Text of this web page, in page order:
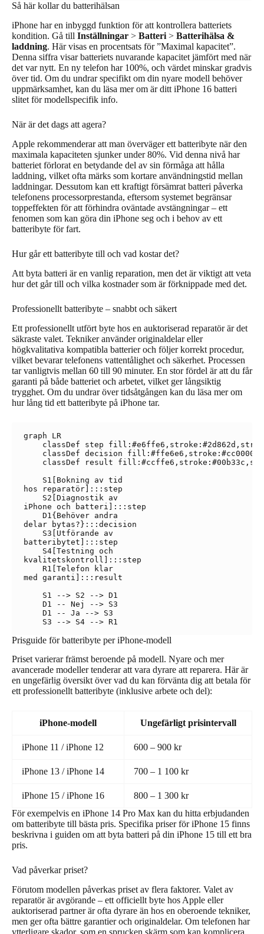
Så här kollar du batterihälsan
iPhone har en inbyggd funktion för att kontrollera batteriets
kondition. Gå till Inställningar > Batteri > Batterihälsa &
laddning. Här visas en procentsats för ”Maximal kapacitet”.
Denna siffra visar batteriets nuvarande kapacitet jämfört med när
det var nytt. En ny telefon har 100%, och värdet minskar gradvis
över tid. Om du undrar specifikt om din nyare modell behöver
uppmärksamhet, kan du läsa mer om är ditt iPhone 16 batteri
slitet för modellspecifik info.
När är det dags att agera?
Apple rekommenderar att man överväger ett batteribyte när den
maximala kapaciteten sjunker under 80%. Vid denna nivå har
batteriet förlorat en betydande del av sin förmåga att hålla
laddning, vilket ofta märks som kortare användningstid mellan
laddningar. Dessutom kan ett kraftigt försämrat batteri påverka
telefonens processorprestanda, eftersom systemet begränsar
toppeffekten för att förhindra oväntade avstängningar – ett
fenomen som kan göra din iPhone seg och i behov av ett
batteribyte för fart.
Hur går ett batteribyte till och vad kostar det?
Att byta batteri är en vanlig reparation, men det är viktigt att veta
hur det går till och vilka kostnader som är förknippade med det.
Professionellt batteribyte – snabbt och säkert
Ett professionellt utfört byte hos en auktoriserad reparatör är det
säkraste valet. Tekniker använder originaldelar eller
högkvalitativa kompatibla batterier och följer korrekt procedur,
vilket bevarar telefonens vattentålighet och säkerhet. Processen
tar vanligtvis mellan 60 till 90 minuter. En stor fördel är att du får
garanti på både batteriet och arbetet, vilket ger långsiktig
trygghet. Om du undrar över tidsåtgången kan du läsa mer om
hur lång tid ett batteribyte på iPhone tar.
graph LR
classDef step
classDef decision
classDef result
    S1[Bokning av tid
hos reparatör]:::step
    S2[Diagnostik av
iPhone och batteri]:::step
    D1{Behöver andra
delar bytas?}:::decision
    S3[Utförande av
batteribytet]:::step
    S4[Testning och
kvalitetskontroll]:::step
    R1[Telefon klar
med garanti]:::result
    S1 --> S2 --> D1
    D1 -- Nej --> S3
    D1 -- Ja --> S3
Prisguide för batteribyte per iPhone-modell
Priset varierar främst beroende på modell. Nyare och mer
avancerade modeller tenderar att vara dyrare att reparera. Här är
en ungefärlig översikt över vad du kan förvänta dig att betala för
ett professionellt batteribyte (inklusive arbete och del):
iPhone-modell Ungefärligt prisintervall
iPhone 11 / iPhone 12 600 – 900 kr
iPhone 13 / iPhone 14 700 – 1 100 kr
iPhone 15 / iPhone 16
800 – 1 300 kr
För exempelvis en iPhone 14 Pro Max kan du hitta erbjudanden
om batteribyte till bästa pris. Specifika priser för iPhone 15 finns
beskrivna i guiden om att byta batteri på din iPhone 15 till ett bra
pris.
Vad påverkar priset?
Förutom modellen påverkas priset av flera faktorer. Valet av
reparatör är avgörande – ett officiellt byte hos Apple eller
auktoriserad partner är ofta dyrare än hos en oberoende tekniker,
men ger ofta bättre garantier och originaldelar. Om telefonen har